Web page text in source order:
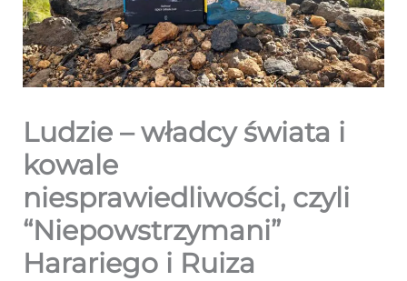
Ludzie – władcy świata i
kowale
niesprawiedliwości, czyli
“Niepowstrzymani”
Harariego i Ruiza